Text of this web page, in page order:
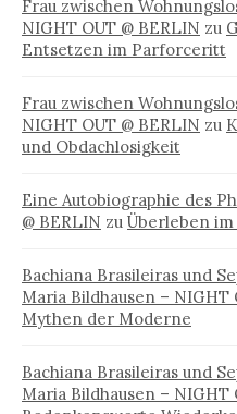
Frau zwischen
NIGHT OUT @ BERLIN zu
Entsetzen im Parforceritt
Frau zwischen
NIGHT OUT @ BERLIN zu
und Obdachlosigkeit
Eine Autobiographie des
@ BERLIN zu Überleben
Bachiana Brasileiras und
Maria Bildhausen – NIGHT
Mythen der Moderne
Bachiana Brasileiras und
Maria Bildhausen – NIGHT